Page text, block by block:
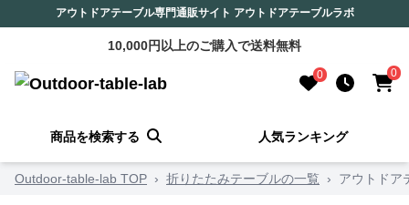
アウトドアテーブル専門通販サイト アウトドアテーブルラボ
10,000円以上のご購入で送料無料
0 0
商品を検索する 人気ランキング
Outdoor-table-lab TOP › 折りたたみテーブルの一覧 › アウトドア